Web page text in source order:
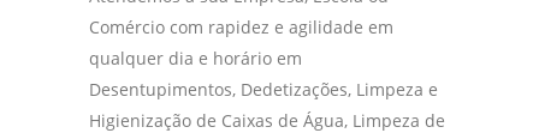
Comércio com rapidez e agilidade em
qualquer dia e horário em
Desentupimentos, Dedetizações, Limpeza e
Higienização de Caixas de Água, Limpeza de